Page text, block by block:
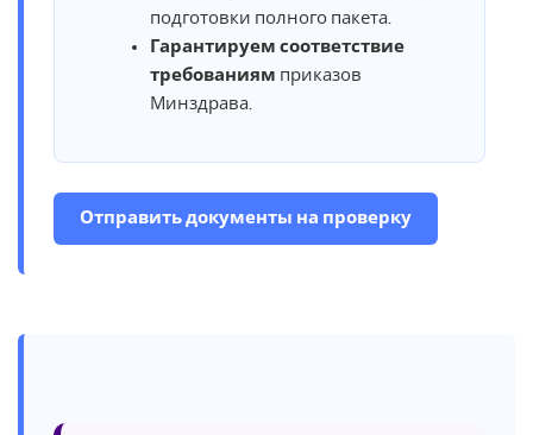
подготовки полного пакета.
Гарантируем соответствие
требованиям приказов
Минздрава.
Отправить документы на проверку